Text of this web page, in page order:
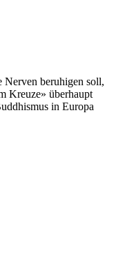
Nerven beruhigen soll,
Kreuze» überhaupt
in Europa